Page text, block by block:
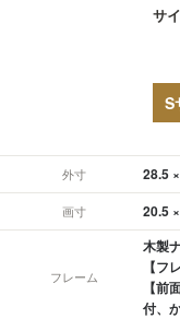
サ
S
外寸 28.5
画寸 20.5
フレーム
木製
【
【
付、